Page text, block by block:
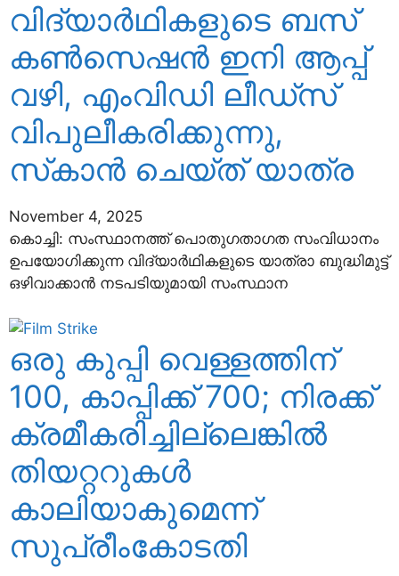
വിദ്യാര്‍ഥികളുടെ ബസ്
കണ്‍സെഷന്‍ ഇനി ആപ്പ്
വഴി, എംവിഡി ലീഡ്സ്
വിപുലീകരിക്കുന്നു,
സ്‌കാന്‍ ചെയ്ത് യാത്ര
November 4, 2025
കൊച്ചി: സംസ്ഥാനത്ത് പൊതുഗതാഗത സംവിധാനം
ഉപയോഗിക്കുന്ന വിദ്യാര്‍ഥികളുടെ യാത്രാ ബുദ്ധിമുട്ട്
ഒഴിവാക്കാന്‍ നടപടിയുമായി സംസ്ഥാന
ഒരു കുപ്പി വെള്ളത്തിന്
100, കാപ്പിക്ക് 700; നിരക്ക്
ക്രമീകരിച്ചില്ലെങ്കില്‍
തിയറ്ററുകള്‍
കാലിയാകുമെന്ന്
സുപ്രീംകോടതി